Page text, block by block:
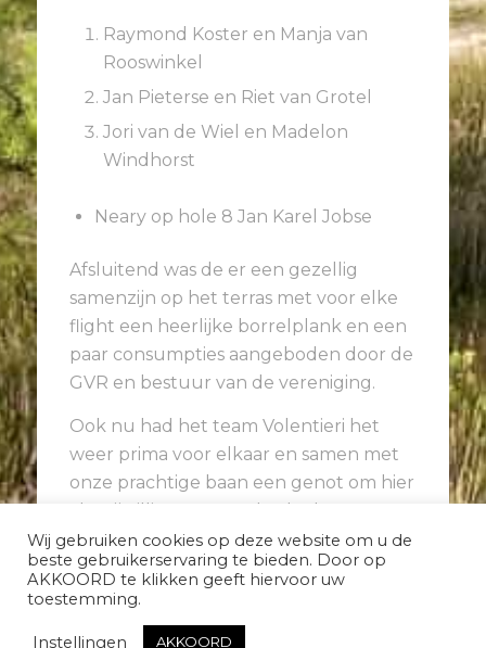
Raymond Koster en Manja van
Rooswinkel
Jan Pieterse en Riet van Grotel
Jori van de Wiel en Madelon
Windhorst
Neary op hole 8 Jan Karel Jobse
Afsluitend was de er een gezellig
samenzijn op het terras met voor elke
flight een heerlijke borrelplank en een
paar consumpties aangeboden door de
GVR en bestuur van de vereniging.
Ook nu had het team Volentieri het
weer prima voor elkaar en samen met
onze prachtige baan een genot om hier
als vrijwilliger een onderdeel van te
mogen zijn
Wij gebruiken cookies op deze website om u de
beste gebruikerservaring te bieden. Door op
AKKOORD te klikken geeft hiervoor uw
toestemming.
Instellingen AKKOORD